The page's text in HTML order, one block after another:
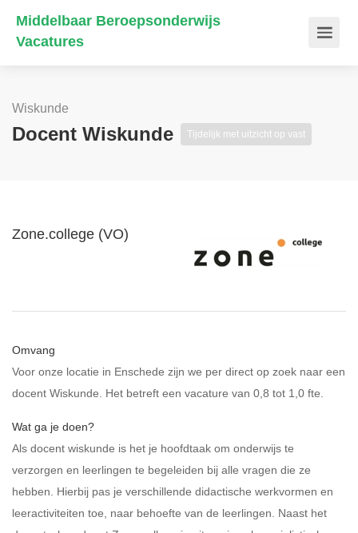
Middelbaar Beroepsonderwijs
Vacatures
Wiskunde
Docent Wiskunde Tijdelijk met uitzicht op vast
Zone.college (VO)
Omvang
Voor onze locatie in Enschede zijn we per direct op zoek naar een
docent Wiskunde. Het betreft een vacature van 0,8 tot 1,0 fte.
Wat ga je doen?
Als docent wiskunde is het je hoofdtaak om onderwijs te
verzorgen en leerlingen te begeleiden bij alle vragen die ze
hebben. Hierbij pas je verschillende didactische werkvormen en
leeractiviteiten toe, naar behoefte van de leerlingen. Naast het